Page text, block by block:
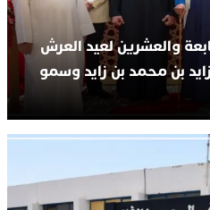
والعشرين لعيد العرش
بن محمد بن زايد وسمو